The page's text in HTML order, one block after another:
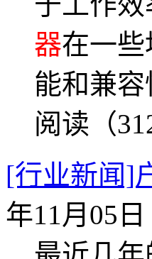
器在一
能和兼容
阅读（
[行业新闻]
年11月05日